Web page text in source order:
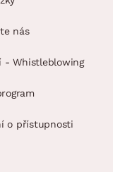
nás
- Whistleblowing
o přístupnosti